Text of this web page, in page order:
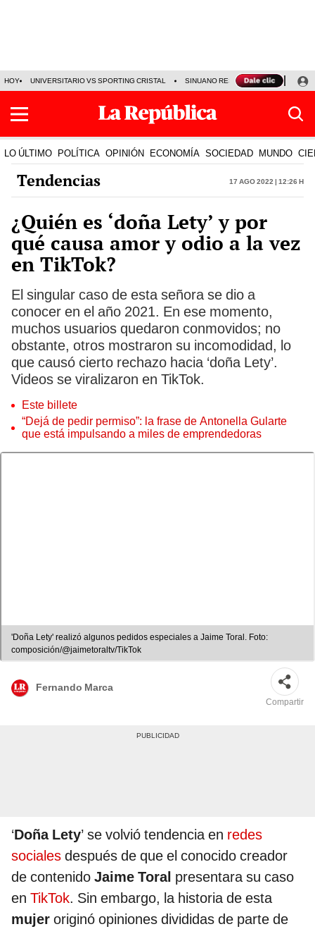
HOY UNIVERSITARIO VS SPORTING CRISTAL SINUANO RESULTADOS HOY
LO ÚLTIMO POLÍTICA OPINIÓN ECONOMÍA SOCIEDAD MUNDO
Tendencias 17 Ago 2022 | 12:26 h
¿Quién es ‘doña Lety’ y por
qué causa amor y odio a la vez
en TikTok?
El singular caso de esta señora se dio a
conocer en el año 2021. En ese momento,
muchos usuarios quedaron conmovidos; no
obstante, otros mostraron su incomodidad, lo
que causó cierto rechazo hacia ‘doña Lety’.
Videos se viralizaron en TikTok.
Este billete
“Dejá de pedir permiso”: la frase de Antonella Gularte
que está impulsando a miles de emprendedoras
'Doña Lety' realizó algunos pedidos especiales a Jaime Toral. Foto:
composición/@jaimetoraltv/TikTok
Fernando Marca
Compartir
‘Doña Lety’ se volvió tendencia en redes
sociales después de que el conocido creador
de contenido Jaime Toral presentara su caso
en TikTok. Sin embargo, la historia de esta
mujer originó opiniones divididas de parte de